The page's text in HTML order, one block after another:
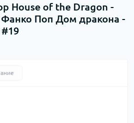
House of the Dragon -
Фанко Поп Дом дракона -